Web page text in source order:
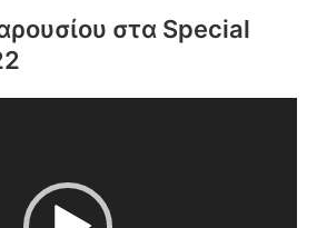
στα Special